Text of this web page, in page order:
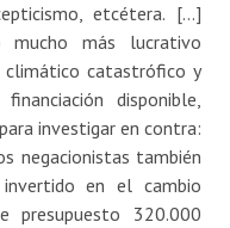
etcétera. […]
mucho más lucrativo
catastrófico y
disponible,
investigar en contra:
negacionistas también
en el cambio
presupuesto 320.000